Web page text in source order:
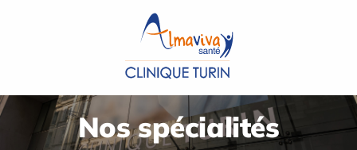
Nos spécialités
Panneau de gestion des cookies